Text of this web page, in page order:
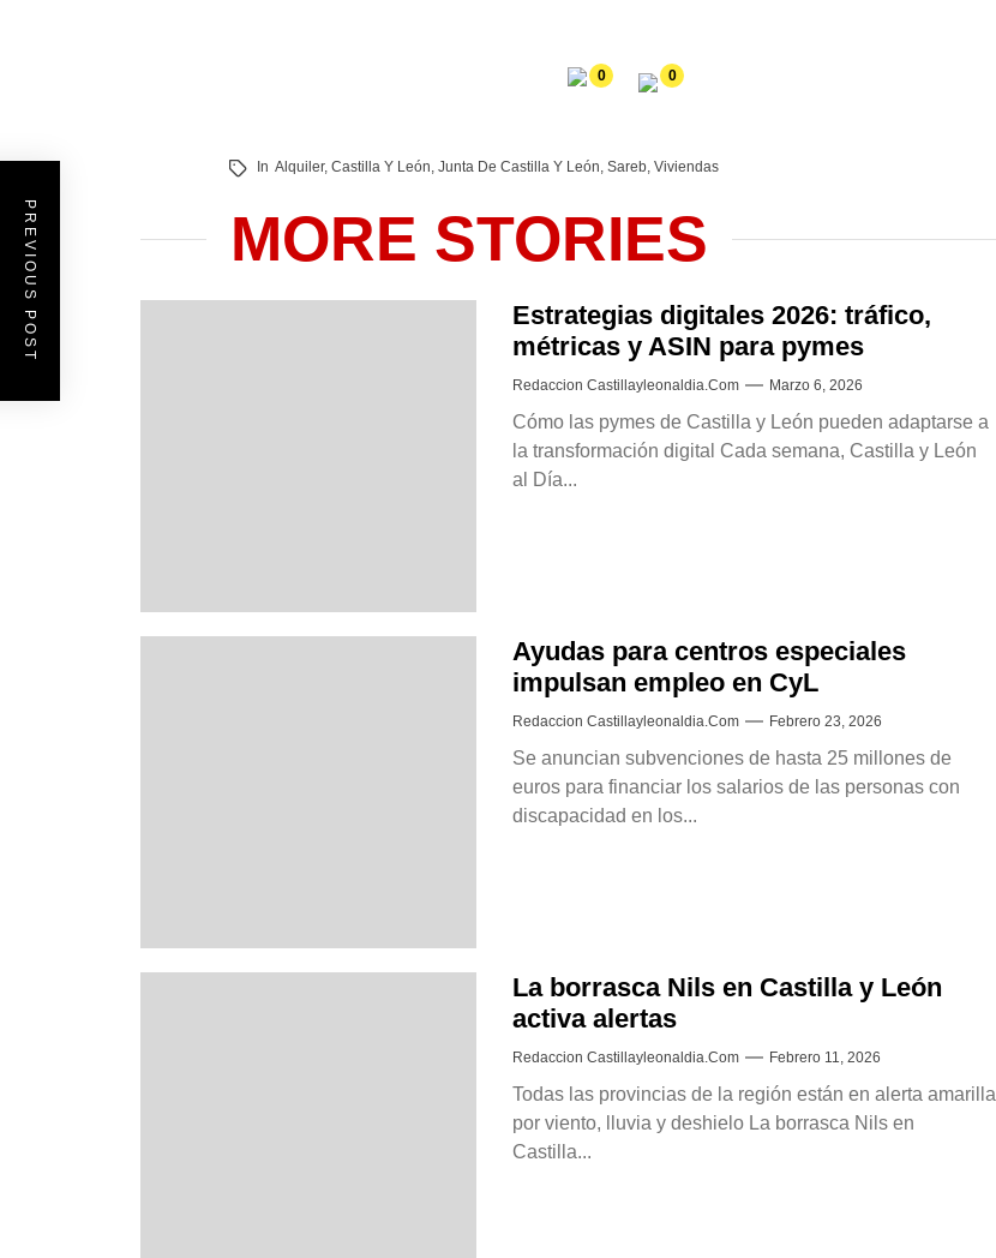
0 0
In Alquiler,Castilla Y León,Junta De Castilla Y León,Sareb,Viviendas
PREVIOUS POST MORE STORIES
Estrategias digitales 2026: tráfico,
métricas y ASIN para pymes
Redaccion Castillayleonaldia.com Marzo 6, 2026
Cómo las pymes de Castilla y León pueden adaptarse a
la transformación digital Cada semana, Castilla y León
al Día...
Ayudas para centros especiales
impulsan empleo en CyL
Redaccion Castillayleonaldia.com Febrero 23, 2026
Se anuncian subvenciones de hasta 25 millones de
euros para financiar los salarios de las personas con
discapacidad en los...
La borrasca Nils en Castilla y León
activa alertas
Redaccion Castillayleonaldia.com Febrero 11, 2026
Todas las provincias de la región están en alerta amarilla
por viento, lluvia y deshielo La borrasca Nils en
Castilla...